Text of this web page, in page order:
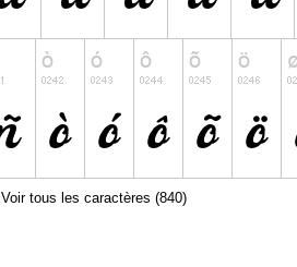
Voir tous les caractères (840)